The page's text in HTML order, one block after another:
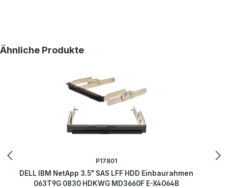
Produktgalerie überspringen
Ähnliche Produkte
P17801
DELL IBM NetApp 3.5" SAS LFF HDD Einbaurahmen
063T9G 0830 HDKWG MD3660F E-X4064B